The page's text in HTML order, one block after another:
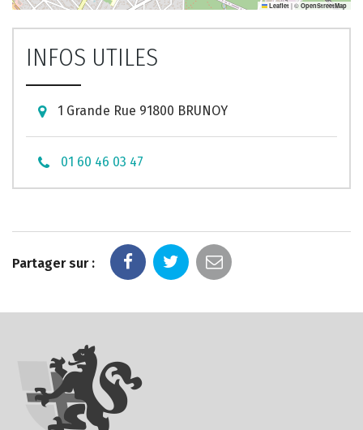
Leaflet |© OpenStreetMap
INFOS UTILES
1 Grande Rue 91800 BRUNOY
01 60 46 03 47
Partager sur :